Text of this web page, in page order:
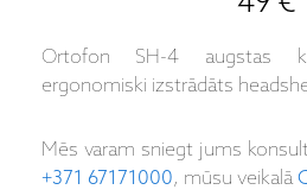
Ortofon SH-4 augstas
ergonomiski izstrādāts
Mēs varam sniegt jums
+371 67171000, mūsu veikalā